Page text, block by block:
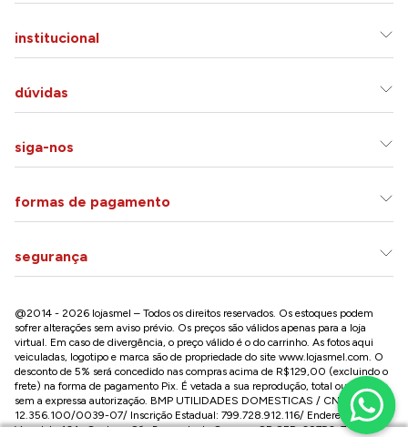
institucional
dúvidas
siga-nos
formas de pagamento
segurança
@2014 - 2026 lojasmel – Todos os direitos reservados. Os estoques podem
sofrer alterações sem aviso prévio. Os preços são válidos apenas para a loja
virtual. Em caso de divergência, o preço válido é o do carrinho. As fotos aqui
veiculadas, logotipo e marca são de propriedade do site www.lojasmel.com. O
desconto de 5% será concedido nas compras acima de R$129,00 (excluindo o
frete) na forma de pagamento Pix. É vetada a sua reprodução, total ou parcial,
sem a expressa autorização. BMP UTILIDADES DOMESTICAS / CNPJ:
12.356.100/0039-07/ Inscrição Estadual: 799.728.912.116/ Endereço: R José
Versolato,101 , Centro – São Bernardo do Campo - SP CEP: 09750-730